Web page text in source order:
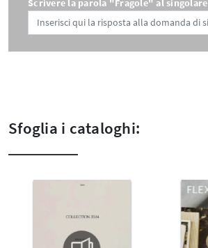
Scrivere la parola "Fragole" al singolare
Sfoglia i cataloghi: